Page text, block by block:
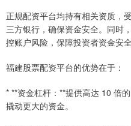
正规配资平台均持有相关资质，
三方银行，确保资金安全。同时
控账户风险，保障投资者资金安全
福建股票配资平台的优势在于：
* **资金杠杆：**提供高达 10 倍
撬动更大的资金。